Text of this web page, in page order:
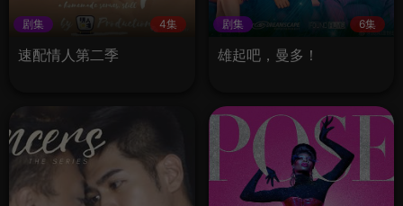
剧集 4集
速配情人第二季
剧集 6集
雄起吧，曼多！